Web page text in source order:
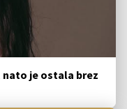
je ostala brez